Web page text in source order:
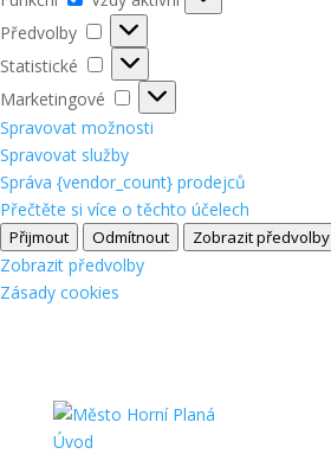
Předvolby
Předvolby
Statistické
Statistické
Marketingové
Marketingové
Spravovat možnosti
Spravovat služby
Správa {vendor_count} prodejců
Přečtěte si více o těchto účelech
Přijmout Odmítnout Zobrazit předvolby
Zobrazit předvolby
Zásady cookies
Úvod